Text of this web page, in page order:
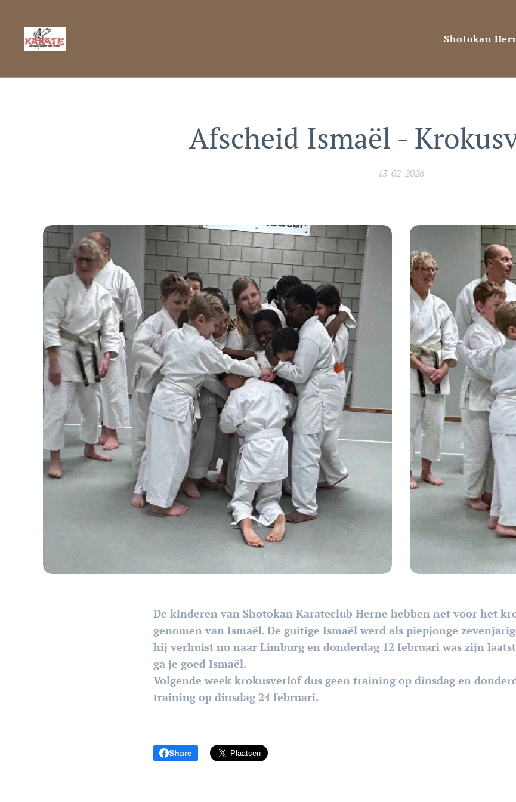
Shotokan
Afscheid Ismaël -
13-02-2026
De kinderen van Shotokan Karateclub Herne hebben net voor het
genomen van Ismaël. De guitige Ismaël werd als piepjonge
hij verhuist nu naar Limburg en donderdag 12 februari was zijn
ga je goed Ismaël.
Volgende week krokusverlof dus geen training op dinsdag en
training op dinsdag 24 februari.
Share